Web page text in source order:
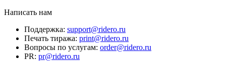
Написать нам
Поддержка: support@ridero.ru
Печать тиража: print@ridero.ru
Вопросы по услугам: order@ridero.ru
PR: pr@ridero.ru